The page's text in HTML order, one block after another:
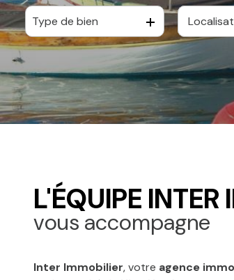
De l'ancien
Type de bien
L'ÉQUIPE INTER
vous accompagne
Inter Immobilier, votre agence